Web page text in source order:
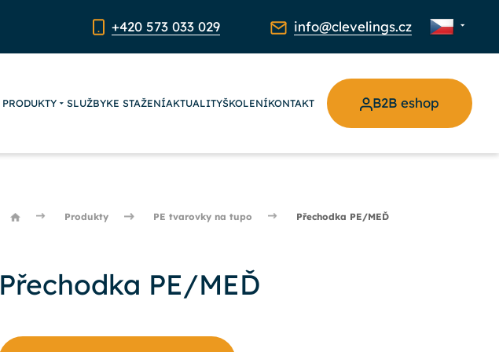
+420 573 033 029 info@clevelings.cz
PRODUKTY SLUŽBYKE STAŽENÍAKTUALITYŠKOLENÍKONTAKT B2B eshop
Produkty PE tvarovky na tupo Přechodka PE/MEĎ
Přechodka PE/MEĎ